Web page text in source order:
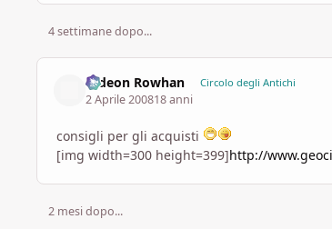
4 settimane dopo...
Gideon Rowhan Circolo degli Antichi
2 Aprile 200818 anni
consigli per gli acquisti
[img width=300 height=399]http://
2 mesi dopo...